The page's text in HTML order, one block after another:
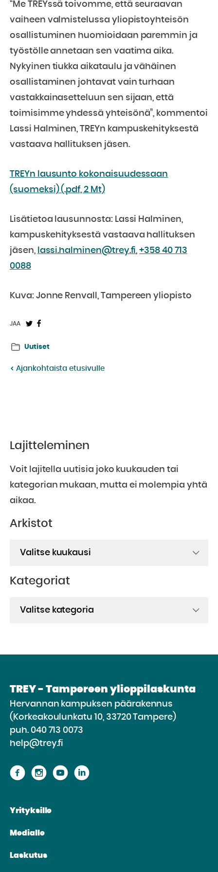
“Me TREYssä toivomme, että seuraavan
vaiheen valmistelussa yliopistoyhteisön
osallistuminen huomioidaan paremmin ja
työstölle annetaan sen vaatima aika.
Nykyinen tiukka aikataulu ja vähäinen
osallistaminen johtavat vain turhaan
vastakkainasetteluun sen sijaan, että
toimisimme yhdessä yhteisönä”, kommentoi
Lassi Halminen, TREYn kampuskehityksestä
vastaava hallituksen jäsen.
TREYn lausunto kokonaisuudessaan
(suomeksi) (.pdf, 2 Mt)
Lisätietoa lausunnosta: Lassi Halminen,
kampuskehityksestä vastaava hallituksen
jäsen, lassi.halminen@trey.fi,+358 40 713
0088
Kuva: Jonne Renvall, Tampereen yliopisto
JAA
JaaJaa
Uutiset
Ajankohtaista etusivulle
Lajitteleminen
Voit lajitella uutisia joko kuukauden tai
kategorian mukaan, mutta ei molempia yhtä
aikaa.
Arkistot
Kategoriat
TREY - Tampereen ylioppilaskunta
Hervannan kampuksen päärakennus
(Korkeakoulunkatu 10, 33720 Tampere)
puh. 040 713 0073
help@trey.fi
SiirrySiirrySiirrySiirry
Yrityksille
Medialle
Laskutus